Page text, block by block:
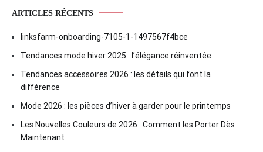
ARTICLES RÉCENTS
linksfarm-onboarding-7105-1-1497567f4bce
Tendances mode hiver 2025 : l’élégance réinventée
Tendances accessoires 2026 : les détails qui font la
différence
Mode 2026 : les pièces d’hiver à garder pour le printemps
Les Nouvelles Couleurs de 2026 : Comment les Porter Dès
Maintenant